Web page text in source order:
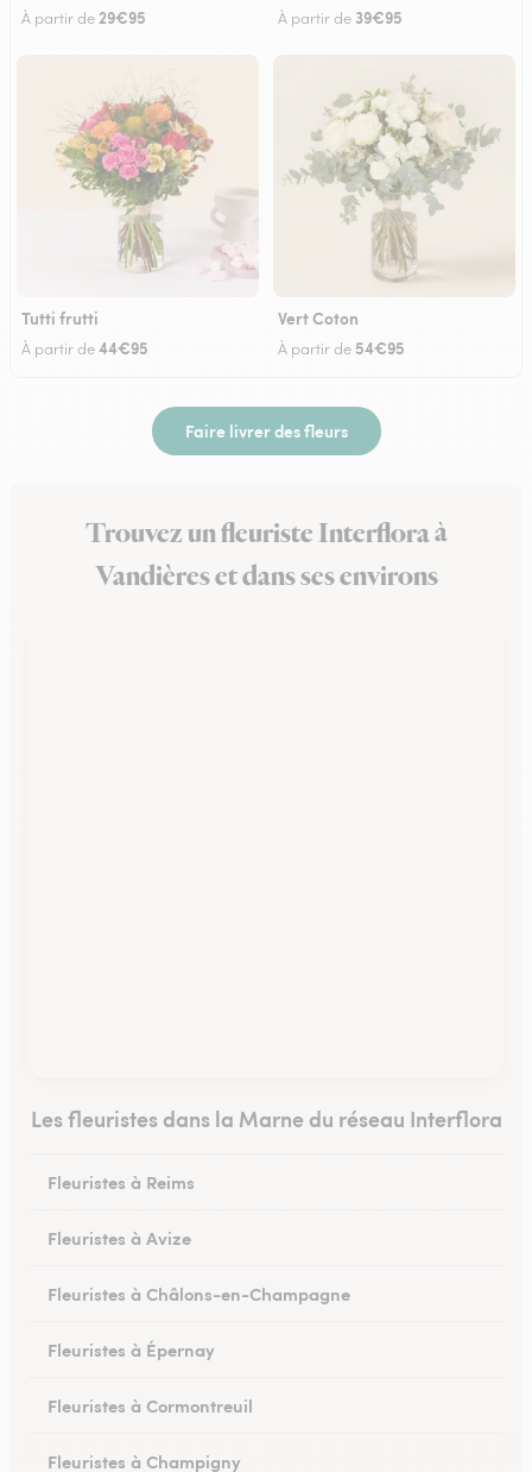
À partir de29€95 À partir de 39€95
Tutti frutti
À partir de44€95
Vert Coton
À partir de 54€95
Faire livrer des fleurs
Trouvez un fleuriste Interflora à
Vandières et dans ses environs
Les fleuristes dans la Marne du réseau Interflora
Fleuristes à Reims
Fleuristes à Avize
Fleuristes à Châlons-en-Champagne
Fleuristes à Épernay
Fleuristes à Cormontreuil
Fleuristes à Champigny